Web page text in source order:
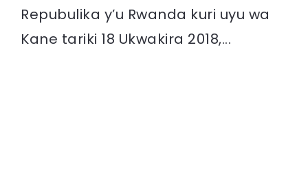
Repubulika y’u Rwanda kuri uyu wa
Kane tariki 18 Ukwakira 2018,...